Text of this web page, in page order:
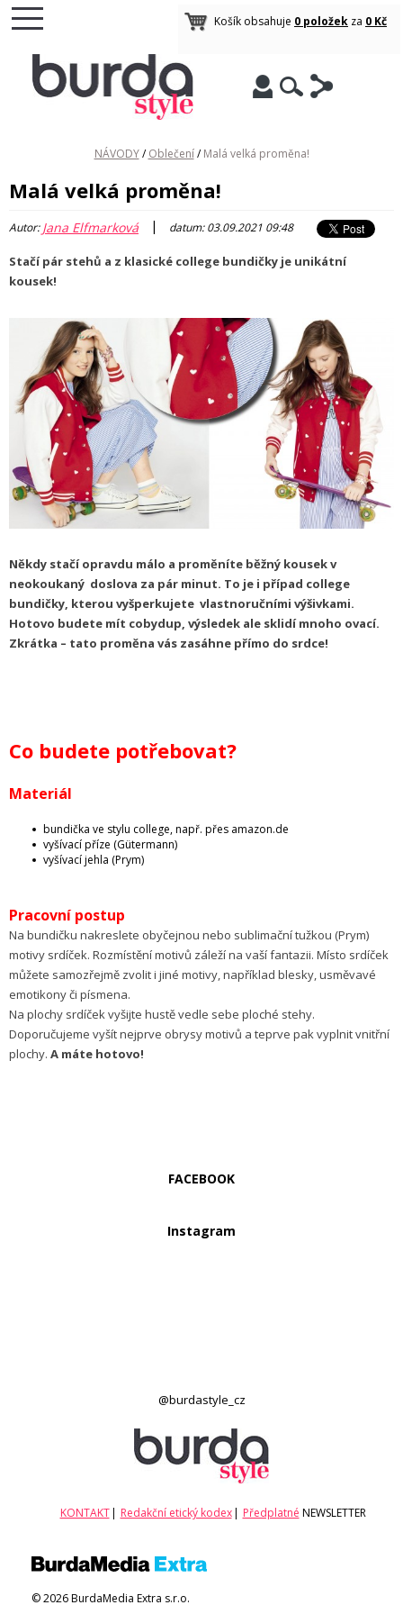
Košík obsahuje 0 položek za 0 Kč
NÁVODY / Oblečení / Malá velká proměna!
Malá velká proměna!
Autor:Jana Elfmarková | datum: 03.09.2021 09:48
Stačí pár stehů a z klasické college bundičky je unikátní
kousek!
Někdy stačí opravdu málo a proměníte běžný kousek v
neokoukaný doslova za pár minut. To je i případ college
bundičky, kterou vyšperkujete vlastnoručními výšivkami.
Hotovo budete mít cobydup, výsledek ale sklidí mnoho ovací.
Zkrátka – tato proměna vás zasáhne přímo do srdce!
Co budete potřebovat?
Materiál
bundička ve stylu college, např. přes amazon.de
vyšívací příze (Gütermann)
vyšívací jehla (Prym)
Pracovní postup
Na bundičku nakreslete obyčejnou nebo sublimační tužkou (Prym)
motivy srdíček. Rozmístění motivů záleží na vaší fantazii. Místo srdíček
můžete samozřejmě zvolit i jiné motivy, například blesky, usměvavé
emotikony či písmena.
Na plochy srdíček vyšijte hustě vedle sebe ploché stehy.
Doporučujeme vyšít nejprve obrysy motivů a teprve pak vyplnit vnitřní
plochy. A máte hotovo!
FACEBOOK
Instagram
@burdastyle_cz
KONTAKT | Redakční etický kodex | Předplatné NEWSLETTER
© 2026 BurdaMedia Extra s.r.o.